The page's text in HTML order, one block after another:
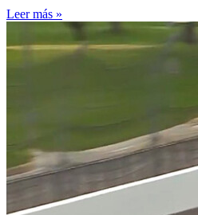
Leer más »